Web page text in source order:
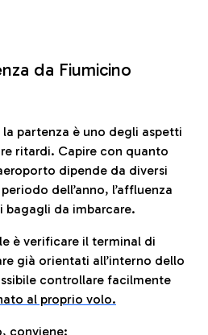
da Fiumicino
partenza è uno degli aspetti
ritardi. Capire con quanto
dipende da diversi
dell’anno, l’affluenza
bagagli da imbarcare.
è verificare il terminal di
già orientati all’interno dello
controllare facilmente
al proprio volo.
conviene: